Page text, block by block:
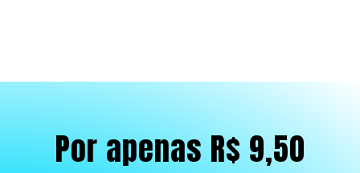
Por apenas R$ 9,50